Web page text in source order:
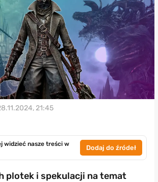
21:45
widzieć nasze treści w
Dodaj do źródeł
plotek i spekulacji na temat